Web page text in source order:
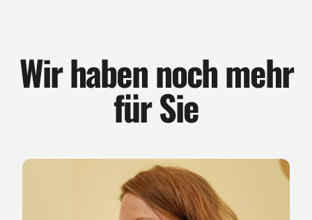
Wir haben noch mehr
für Sie